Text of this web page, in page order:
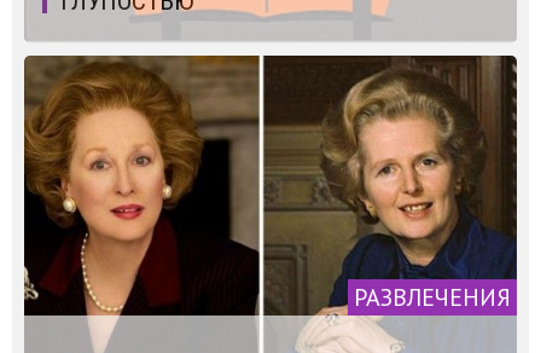
РАЗВЛЕЧЕНИЯ